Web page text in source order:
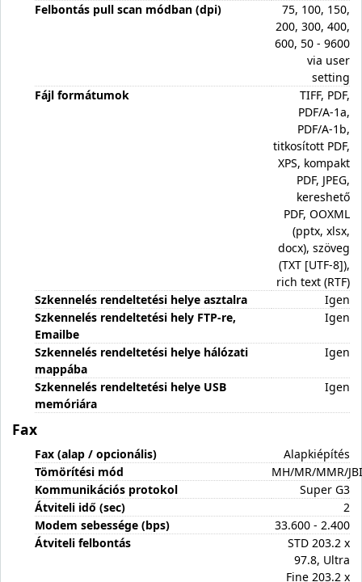
Felbontás pull scan módban (dpi)
75, 100, 150,
200, 300, 400,
600, 50 - 9600
via user
setting
Fájl formátumok
TIFF, PDF,
PDF/A-1a,
PDF/A-1b,
titkosított PDF,
XPS, kompakt
PDF, JPEG,
kereshető
PDF, OOXML
(pptx, xlsx,
docx), szöveg
(TXT [UTF-8]),
rich text (RTF)
Szkennelés rendeltetési helye asztalra
Igen
Szkennelés rendeltetési hely FTP-re,
Emailbe
Igen
Szkennelés rendeltetési helye hálózati
mappába
Igen
Szkennelés rendeltetési helye USB
memóriára
Igen
Fax
Fax (alap / opcionális)
Alapkiépítés
Tömörítési mód
MH/MR/MMR/
Kommunikációs protokol
Super G3
Átviteli idő (sec)
2
Modem sebessége (bps)
33.600 - 2.400
Átviteli felbontás
STD 203.2 x
97.8, Ultra
Fine 203.2 x